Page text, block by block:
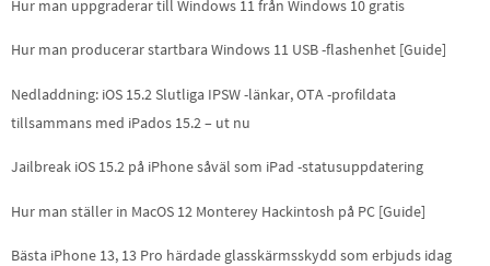
Hur man uppgraderar till Windows 11 från Windows 10 gratis
Hur man producerar startbara Windows 11 USB -flashenhet [Guide]
Nedladdning: iOS 15.2 Slutliga IPSW -länkar, OTA -profildata
tillsammans med iPados 15.2 – ut nu
Jailbreak iOS 15.2 på iPhone såväl som iPad -statusuppdatering
Hur man ställer in MacOS 12 Monterey Hackintosh på PC [Guide]
Bästa iPhone 13, 13 Pro härdade glasskärmsskydd som erbjuds idag